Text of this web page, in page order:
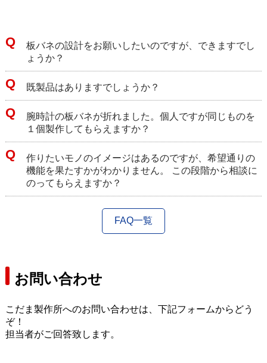
板バネの設計をお願いしたいのですが、できますでし
ょうか？
既製品はありますでしょうか？
腕時計の板バネが折れました。個人ですが同じものを
１個製作してもらえますか？
作りたいモノのイメージはあるのですが、希望通りの
機能を果たすかがわかりません。 この段階から相談に
のってもらえますか？
FAQ一覧
お問い合わせ
こだま製作所へのお問い合わせは、下記フォームからどう
ぞ！
担当者がご回答致します。